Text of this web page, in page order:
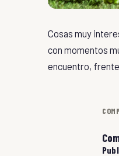
Cosas muy
con momentos
encuentro, frente